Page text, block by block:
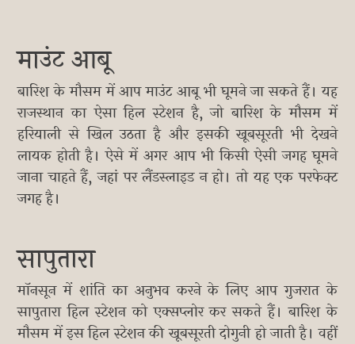
माउंट आबू
बारिश के मौसम में आप माउंट आबू भी घूमने जा सकते हैं। यह
राजस्थान का ऐसा हिल स्टेशन है, जो बारिश के मौसम में
हरियाली से खिल उठता है और इसकी खूबसूरती भी देखने
लायक होती है। ऐसे में अगर आप भी किसी ऐसी जगह घूमने
जाना चाहते हैं, जहां पर लैंडस्लाइड न हो। तो यह एक परफेक्ट
जगह है।
सापुतारा
मॉनसून में शांति का अनुभव करने के लिए आप गुजरात के
सापुतारा हिल स्टेशन को एक्सप्लोर कर सकते हैं। बारिश के
मौसम में इस हिल स्टेशन की खूबसूरती दोगुनी हो जाती है। वहीं